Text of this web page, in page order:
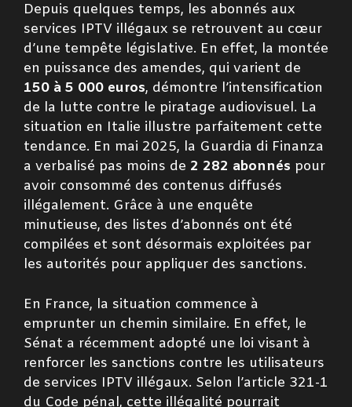
Depuis quelques temps, les abonnés aux
services IPTV illégaux se retrouvent au cœur
d’une tempête législative. En effet, la montée
en puissance des amendes, qui varient de
150 à 5 000 euros, démontre l’intensification
de la lutte contre le piratage audiovisuel. La
situation en Italie illustre parfaitement cette
tendance. En mai 2025, la Guardia di Finanza
a verbalisé pas moins de 2 282 abonnés pour
avoir consommé des contenus diffusés
illégalement. Grâce à une enquête
minutieuse, des listes d’abonnés ont été
compilées et sont désormais exploitées par
les autorités pour appliquer des sanctions.
En France, la situation commence à
emprunter un chemin similaire. En effet, le
Sénat a récemment adopté une loi visant à
renforcer les sanctions contre les utilisateurs
de services IPTV illégaux. Selon l’article 321-1
du Code pénal, cette illégalité pourrait